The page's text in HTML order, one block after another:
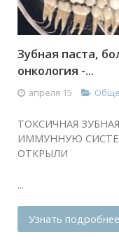
Зубная паста,
онкология -...
апреля 15
ТОКСИЧНАЯ
ИММУННУЮ
ОТКРЫЛИ
...
Узнать